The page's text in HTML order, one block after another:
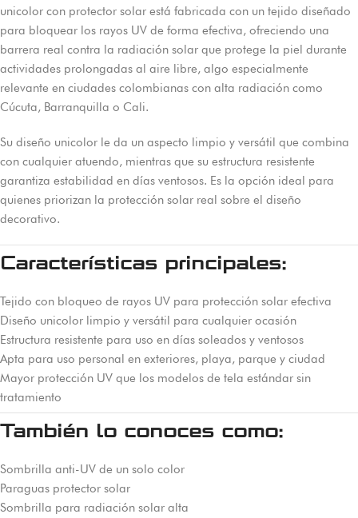
unicolor con protector solar está fabricada con un tejido diseñado
para bloquear los rayos UV de forma efectiva, ofreciendo una
barrera real contra la radiación solar que protege la piel durante
actividades prolongadas al aire libre, algo especialmente
relevante en ciudades colombianas con alta radiación como
Cúcuta, Barranquilla o Cali.
Su diseño unicolor le da un aspecto limpio y versátil que combina
con cualquier atuendo, mientras que su estructura resistente
garantiza estabilidad en días ventosos. Es la opción ideal para
quienes priorizan la protección solar real sobre el diseño
decorativo.
Características principales:
Tejido con bloqueo de rayos UV para protección solar efectiva
Diseño unicolor limpio y versátil para cualquier ocasión
Estructura resistente para uso en días soleados y ventosos
Apta para uso personal en exteriores, playa, parque y ciudad
Mayor protección UV que los modelos de tela estándar sin
tratamiento
También lo conoces como:
Sombrilla anti-UV de un solo color
Paraguas protector solar
Sombrilla para radiación solar alta